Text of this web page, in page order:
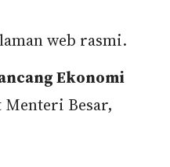
web rasmi.
Ekonomi
Menteri Besar,